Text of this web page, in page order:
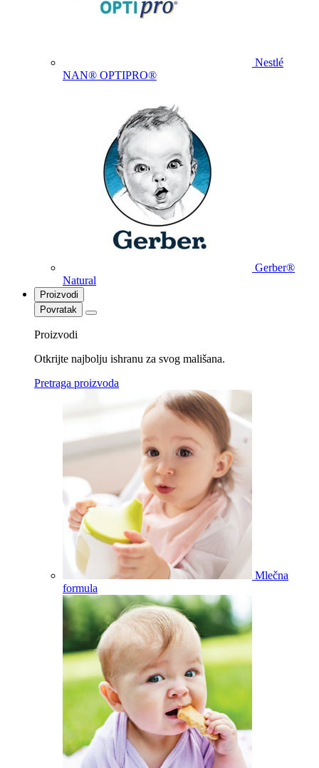
Nestlé
NAN® OPTIPRO®
Gerber®
Natural
Proizvodi
Povratak
Proizvodi
Otkrijte najbolju ishranu za svog mališana.
Pretraga proizvoda
Mlečna
formula